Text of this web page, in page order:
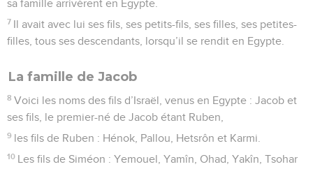
sa famille arrivèrent en Egypte.
7 Il avait avec lui ses fils, ses petits-fils, ses filles, ses petites-
filles, tous ses descendants, lorsqu’il se rendit en Egypte.
La famille de Jacob
8 Voici les noms des fils d’Israël, venus en Egypte : Jacob et
ses fils, le premier-né de Jacob étant Ruben,
9 les fils de Ruben : Hénok, Pallou, Hetsrôn et Karmi.
10 Les fils de Siméon : Yemouel, Yamîn, Ohad, Yakîn, Tsohar